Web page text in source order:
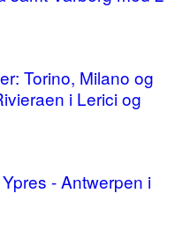
Torino, Milano og
i Lerici og
- Antwerpen i